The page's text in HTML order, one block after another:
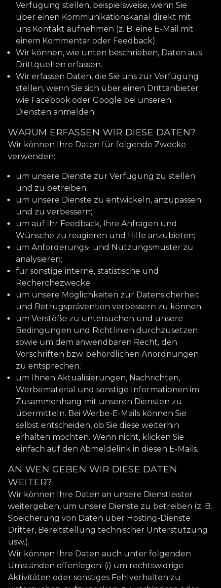
Verfügung stellen, beispielsweise, wenn Sie
über einen Kommunikationskanal direkt mit
uns Kontakt aufnehmen (z. B. eine E-Mail mit
einem Kommentar oder Feedback).
Wir können, wie unten beschrieben, Daten aus
Drittquellen erfassen.
Wir erfassen Daten, die Sie uns zur Verfügung
stellen, wenn Sie sich über einen Drittanbieter
wie Facebook oder Google bei unseren
Diensten anmelden.
WARUM ERFASSEN WIR DIESE DATEN?
Wir können Ihre Daten für folgende Zwecke
verwenden:
um unsere Dienste zur Verfügung zu stellen
und zu betreiben;
um unsere Dienste zu entwickeln, anzupassen
und zu verbessern;
um auf Ihr Feedback, Ihre Anfragen und
Wünsche zu reagieren und Hilfe anzubieten;
um Anforderungs- und Nutzungsmuster zu
analysieren;
für sonstige interne, statistische und
Recherchezwecke;
um unsere Möglichkeiten zur Datensicherheit
und Betrugsprävention verbessern zu können;
um Verstöße zu untersuchen und unsere
Bedingungen und Richtlinien durchzusetzen
sowie um dem anwendbaren Recht, den
Vorschriften bzw. behördlichen Anordnungen
zu entsprechen;
um Ihnen Aktualisierungen, Nachrichten,
Werbematerial und sonstige Informationen im
Zusammenhang mit unseren Diensten zu
übermitteln. Bei Werbe-E-Mails können Sie
selbst entscheiden, ob Sie diese weiterhin
erhalten möchten. Wenn nicht, klicken Sie
einfach auf den Abmeldelink in diesen E-Mails.
AN WEN GEBEN WIR DIESE DATEN
WEITER?
Wir können Ihre Daten an unsere Dienstleister
weitergeben, um unsere Dienste zu betreiben (z. B.
Speicherung von Daten über Hosting-Dienste
Dritter, Bereitstellung technischer Unterstützung
usw.).
Wir können Ihre Daten auch unter folgenden
Umständen offenlegen: (i) um rechtswidrige
Aktivitäten oder sonstiges Fehlverhalten zu